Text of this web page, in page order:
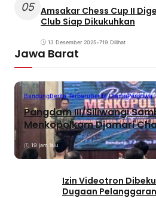
05 Amsakar Chess Cup II
Club Siap Dikukuhkan
13 Desember 2025•719 Dilihat
Jawa Barat
BandungBerita TerbaruBerita UtamaPeristiwa
Pangdam III/Siliwangi
Menkopolkam Djamari
19 jam lalu
Izin Videotron
Dugaan